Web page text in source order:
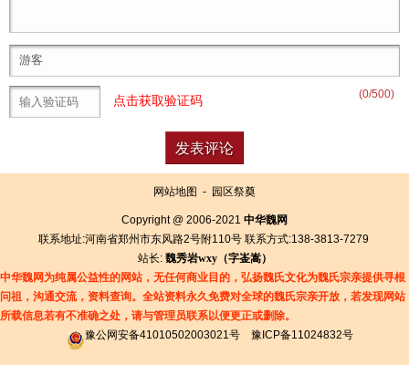
(0/500)
点击获取验证码
网站地图 - 园区祭奠
Copyright @ 2006-2021 中华魏网
联系地址:河南省郑州市东风路2号附110号 联系方式:138-3813-7279
站长: 魏秀岩wxy（字崟嵩）
中华魏网为纯属公益性的网站，无任何商业目的，弘扬魏氏文化为魏氏宗亲提供寻根
问祖，沟通交流，资料查询。全站资料永久免费对全球的魏氏宗亲开放，若发现网站
所载信息若有不准确之处，请与管理员联系以便更正或删除。
豫公网安备41010502003021号
豫ICP备11024832号